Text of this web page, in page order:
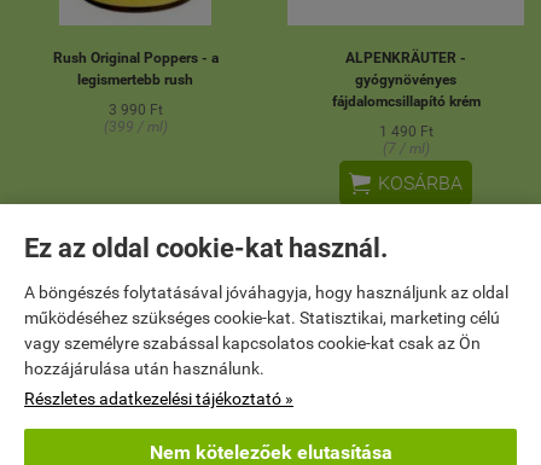
Ez az oldal cookie-kat használ.
A böngészés folytatásával jóváhagyja, hogy használjunk az oldal
működéséhez szükséges cookie-kat. Statisztikai, marketing célú
vagy személyre szabással kapcsolatos cookie-kat csak az Ön
hozzájárulása után használunk.
Részletes adatkezelési tájékoztató »
Nem kötelezőek elutasítása
Rush Original Poppers - a
legismertebb rush
3 990 Ft
(399 / ml)
ALPENKRÄUTER -
gyógynövényes
fájdalomcsillapító krém
1 490 Ft
(7 / ml)
 KOSÁRBA
ÚJ ÚJ